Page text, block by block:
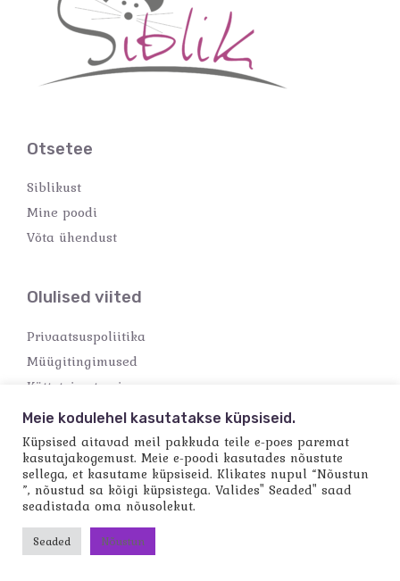
Otsetee
Siblikust
Mine poodi
Võta ühendust
Olulised viited
Privaatsuspoliitika
Müügitingimused
Kättetoimetamine
Makseviisid
Copyright © 2026 Käsitööpood Siblik
Powered by Käsitööpood Siblik
Meie kodulehel kasutatakse küpsiseid.
Küpsised aitavad meil pakkuda teile e-poes paremat
kasutajakogemust. Meie e-poodi kasutades nõustute
sellega, et kasutame küpsiseid. Klikates nupul “Nõustun
”, nõustud sa kõigi küpsistega. Valides" Seaded" saad
seadistada oma nõusolekut.
Seaded Nõustun